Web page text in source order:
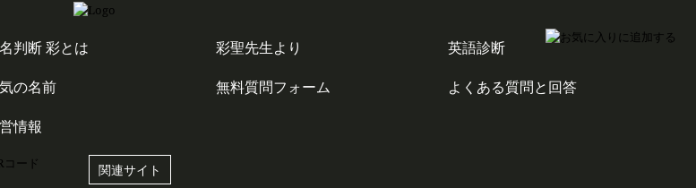
判断 彩とは 彩聖先生より
英語診断
の名前
無料質問フォーム
よくある質問と回答
情報
関連サイト